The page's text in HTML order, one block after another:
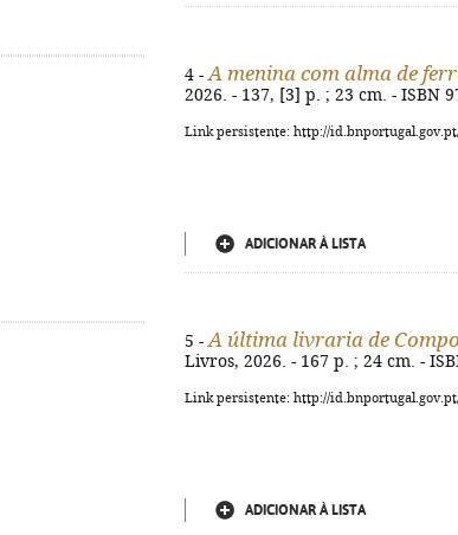
4 - A menina com alma de
2026. - 137, [3] p. ; 23 cm. - ISBN
Link persistente: http://
ADICIONAR À LISTA
5 - A última livraria de
Livros, 2026. - 167 p. ; 24 cm. -
Link persistente: http://
ADICIONAR À LISTA